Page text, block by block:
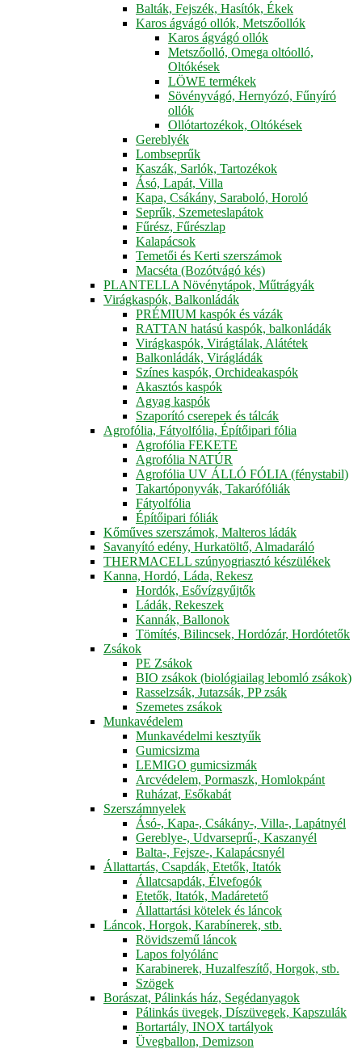
Balták, Fejszék, Hasítók, Ékek
Karos ágvágó ollók, Metszőollók
Karos ágvágó ollók
Metszőolló, Omega oltóolló,
Oltókések
LÖWE termékek
Sövényvágó, Hernyózó, Fűnyíró
ollók
Ollótartozékok, Oltókések
Gereblyék
Lombseprűk
Kaszák, Sarlók, Tartozékok
Ásó, Lapát, Villa
Kapa, Csákány, Saraboló, Horoló
Seprűk, Szemeteslapátok
Fűrész, Fűrészlap
Kalapácsok
Temetői és Kerti szerszámok
Macséta (Bozótvágó kés)
PLANTELLA Növénytápok, Műtrágyák
Virágkaspók, Balkonládák
PRÉMIUM kaspók és vázák
RATTAN hatású kaspók, balkonládák
Virágkaspók, Virágtálak, Alátétek
Balkonládák, Virágládák
Színes kaspók, Orchideakaspók
Akasztós kaspók
Agyag kaspók
Szaporító cserepek és tálcák
Agrofólia, Fátyolfólia, Építőipari fólia
Agrofólia FEKETE
Agrofólia NATÚR
Agrofólia UV ÁLLÓ FÓLIA (fénystabil)
Takartóponyvák, Takarófóliák
Fátyolfólia
Építőipari fóliák
Kőműves szerszámok, Malteros ládák
Savanyító edény, Hurkatöltő, Almadaráló
THERMACELL szúnyogriasztó készülékek
Kanna, Hordó, Láda, Rekesz
Hordók, Esővízgyűjtők
Ládák, Rekeszek
Kannák, Ballonok
Tömítés, Bilincsek, Hordózár, Hordótetők
Zsákok
PE Zsákok
BIO zsákok (biológiailag lebomló zsákok)
Rasselzsák, Jutazsák, PP zsák
Szemetes zsákok
Munkavédelem
Munkavédelmi kesztyűk
Gumicsizma
LEMIGO gumicsizmák
Arcvédelem, Pormaszk, Homlokpánt
Ruházat, Esőkabát
Szerszámnyelek
Ásó-, Kapa-, Csákány-, Villa-, Lapátnyél
Gereblye-, Udvarseprű-, Kaszanyél
Balta-, Fejsze-, Kalapácsnyél
Állattartás, Csapdák, Etetők, Itatók
Állatcsapdák, Élvefogók
Etetők, Itatók, Madáretető
Állattartási kötelek és láncok
Láncok, Horgok, Karabínerek, stb.
Rövidszemű láncok
Lapos folyólánc
Karabinerek, Huzalfeszítő, Horgok, stb.
Szögek
Borászat, Pálinkás ház, Segédanyagok
Pálinkás üvegek, Díszüvegek, Kapszulák
Bortartály, INOX tartályok
Üvegballon, Demizson